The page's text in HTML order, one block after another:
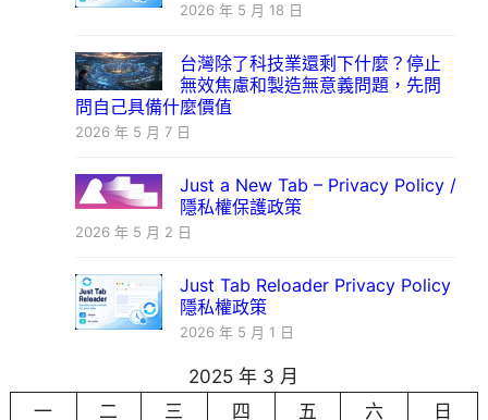
2026 年 5 月 18 日
台灣除了科技業還剩下什麼？停止
無效焦慮和製造無意義問題，先問
問自己具備什麼價值
2026 年 5 月 7 日
Just a New Tab – Privacy Policy /
隱私權保護政策
2026 年 5 月 2 日
Just Tab Reloader Privacy Policy
隱私權政策
2026 年 5 月 1 日
2025 年 3 月
一
二 三 四 五 六 日